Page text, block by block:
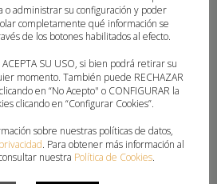
Masculino
Femenino
la Federación de
Valenciana habilita
o administrar su configuración y poder
completamente qué información se
de los botones habilitados al efecto.
SU USO, si bien podrá retirar su
momento. También puede RECHAZAR
en “No Acepto" o CONFIGURAR la
clicando en “Configurar Cookies”.
sobre nuestras políticas de datos,
. Para obtener más información al
nuestra Política de Cookies.